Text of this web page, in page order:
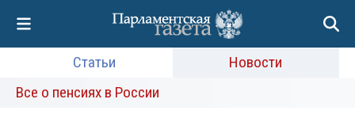
Статьи
Новости
Все о пенсиях в России